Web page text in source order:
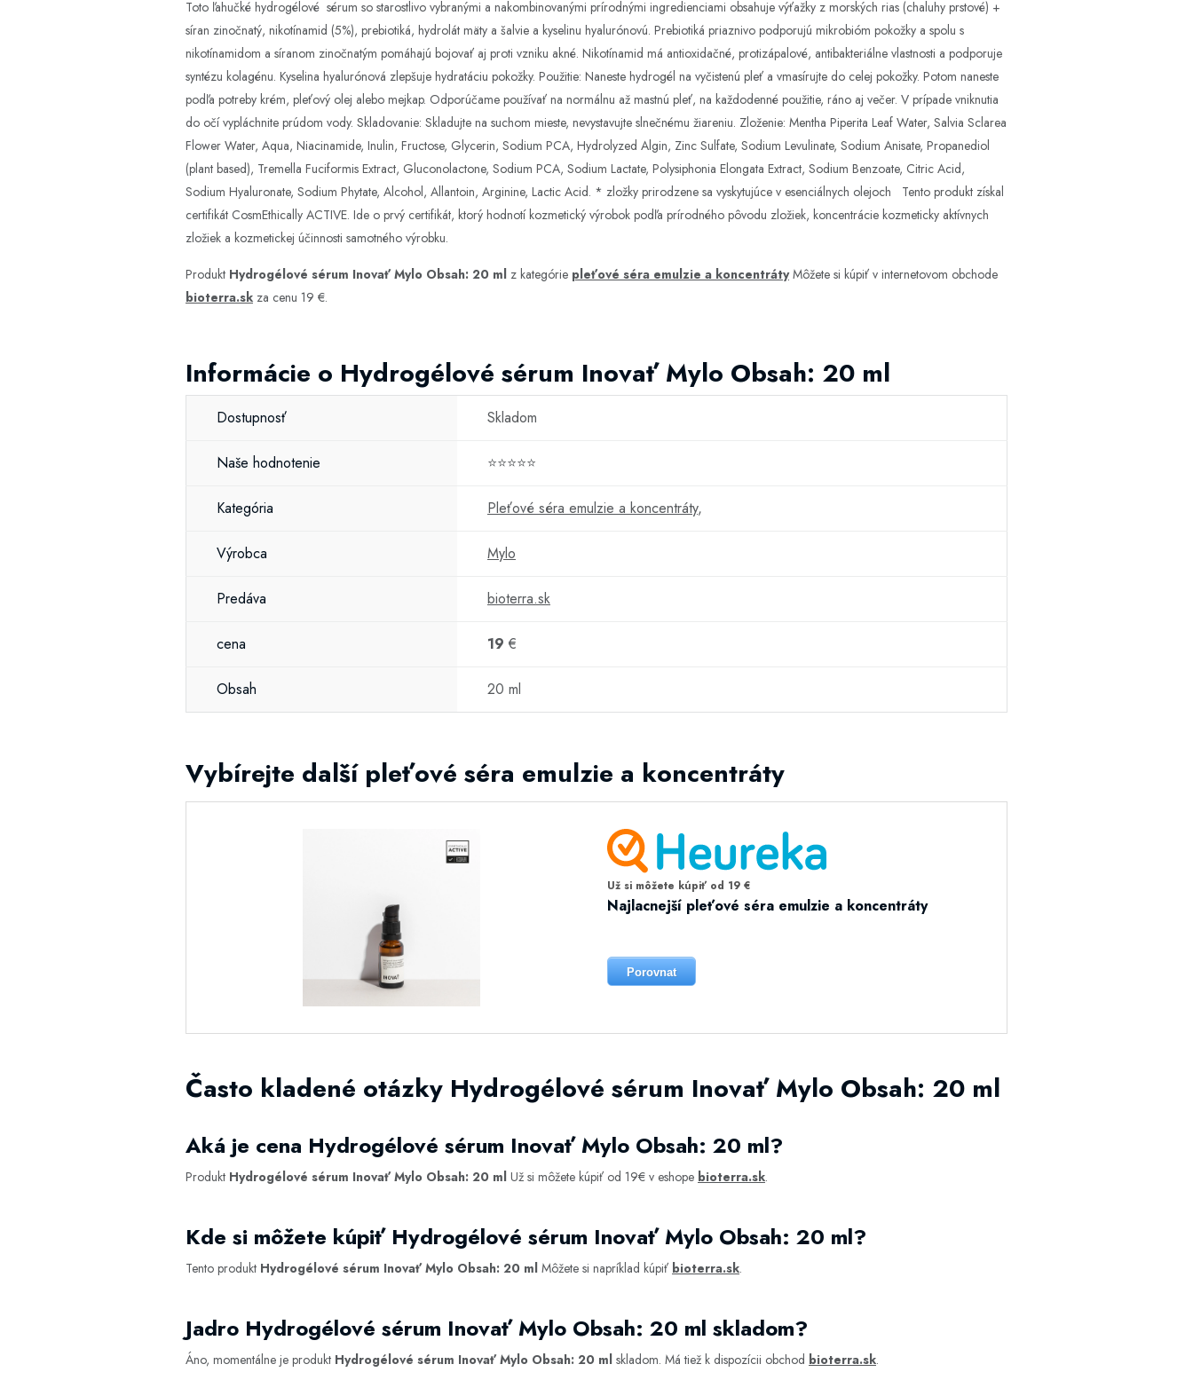
Toto ľahučké hydrogélové sérum so starostlivo vybranými a nakombinovanými prírodnými ingredienciami obsahuje výťažky z morských rias (chaluhy prstové) +
síran zinočnatý, nikotínamid (5%), prebiotiká, hydrolát mäty a šalvie a kyselinu hyalurónovú. Prebiotiká priaznivo podporujú mikrobióm pokožky a spolu s
nikotínamidom a síranom zinočnatým pomáhajú bojovať aj proti vzniku akné. Nikotínamid má antioxidačné, protizápalové, antibakteriálne vlastnosti a podporuje
syntézu kolagénu. Kyselina hyalurónová zlepšuje hydratáciu pokožky. Použitie: Naneste hydrogél na vyčistenú pleť a vmasírujte do celej pokožky. Potom naneste
podľa potreby krém, pleťový olej alebo mejkap. Odporúčame používať na normálnu až mastnú pleť, na každodenné použitie, ráno aj večer. V prípade vniknutia
do očí vypláchnite prúdom vody. Skladovanie: Skladujte na suchom mieste, nevystavujte slnečnému žiareniu. Zloženie: Mentha Piperita Leaf Water, Salvia Sclarea
Flower Water, Aqua, Niacinamide, Inulin, Fructose, Glycerin, Sodium PCA, Hydrolyzed Algin, Zinc Sulfate, Sodium Levulinate, Sodium Anisate, Propanediol
(plant based), Tremella Fuciformis Extract, Gluconolactone, Sodium PCA, Sodium Lactate, Polysiphonia Elongata Extract, Sodium Benzoate, Citric Acid,
Sodium Hyaluronate, Sodium Phytate, Alcohol, Allantoin, Arginine, Lactic Acid. * zložky prirodzene sa vyskytujúce v esenciálnych olejoch Tento produkt získal
certifikát CosmEthically ACTIVE. Ide o prvý certifikát, ktorý hodnotí kozmetický výrobok podľa prírodného pôvodu zložiek, koncentrácie kozmeticky aktívnych
zložiek a kozmetickej účinnosti samotného výrobku.
Produkt Hydrogélové sérum Inovať Mylo Obsah: 20 ml z kategórie pleťové séra emulzie a koncentrátyMôžete si kúpiť v internetovom obchode
bioterra.sk za cenu 19 €.
Informácie o Hydrogélové sérum Inovať Mylo Obsah: 20 ml
Dostupnosť Skladom
Naše hodnotenie ⭐⭐⭐⭐⭐
Kategória Pleťové séra emulzie a koncentráty,
Výrobca Mylo
Predáva bioterra.sk
cena 19 €
Obsah 20 ml
Vybírejte další pleťové séra emulzie a koncentráty
Už si môžete kúpiť od 19 €
Najlacnejší pleťové séra emulzie a koncentráty
Porovnat
Často kladené otázky Hydrogélové sérum Inovať Mylo Obsah: 20 ml
Aká je cena Hydrogélové sérum Inovať Mylo Obsah: 20 ml?
Produkt Hydrogélové sérum Inovať Mylo Obsah: 20 ml Už si môžete kúpiť od 19€ v eshope bioterra.sk.
Kde si môžete kúpiť Hydrogélové sérum Inovať Mylo Obsah: 20 ml?
Tento produkt Hydrogélové sérum Inovať Mylo Obsah: 20 ml Môžete si napríklad kúpiť bioterra.sk.
Jadro Hydrogélové sérum Inovať Mylo Obsah: 20 ml skladom?
Áno, momentálne je produkt Hydrogélové sérum Inovať Mylo Obsah: 20 ml skladom. Má tiež k dispozícii obchod bioterra.sk.